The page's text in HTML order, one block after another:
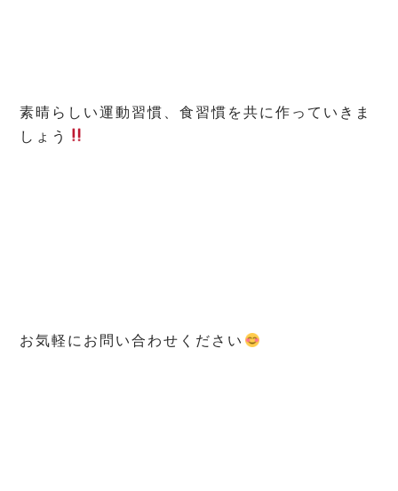
素晴らしい運動習慣、食習慣を共に作っていきま
しょう
お気軽にお問い合わせください